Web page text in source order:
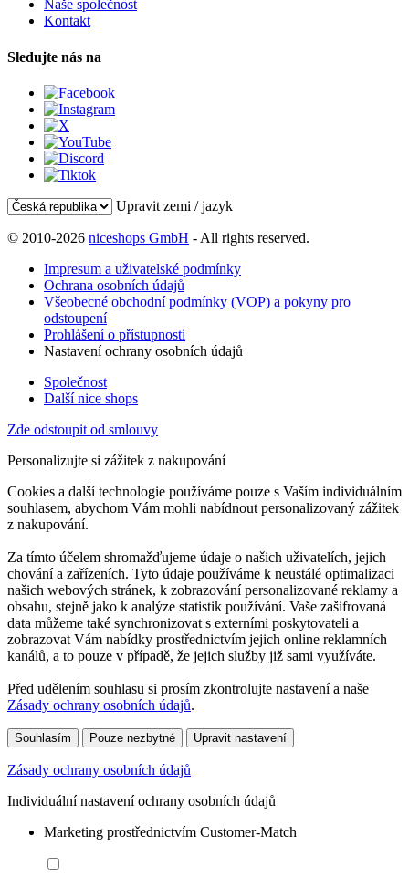
Naše společnost
Kontakt
Sledujte nás na
Upravit zemi / jazyk
© 2010-2026 niceshops GmbH - All rights reserved.
Impresum a uživatelské podmínky
Ochrana osobních údajů
Všeobecné obchodní podmínky (VOP) a pokyny pro
odstoupení
Prohlášení o přístupnosti
Nastavení ochrany osobních údajů
Společnost
Další nice shops
Zde odstoupit od smlouvy
Personalizujte si zážitek z nakupování
Cookies a další technologie používáme pouze s Vaším individuálním
souhlasem, abychom Vám mohli nabídnout personalizovaný zážitek
z nakupování.
Za tímto účelem shromažďujeme údaje o našich uživatelích, jejich
chování a zařízeních. Tyto údaje používáme k neustálé optimalizaci
našich webových stránek, k zobrazování personalizované reklamy a
obsahu, stejně jako k analýze statistik používání. Vaše zašifrovaná
data můžeme také synchronizovat s externími poskytovateli a
zobrazovat Vám nabídky prostřednictvím jejich online reklamních
kanálů, a to pouze v případě, že jejich služby již sami využíváte.
Před udělením souhlasu si prosím zkontrolujte nastavení a naše
Zásady ochrany osobních údajů.
Souhlasím Pouze nezbytné Upravit nastavení
Zásady ochrany osobních údajů
Individuální nastavení ochrany osobních údajů
Marketing prostřednictvím Customer-Match